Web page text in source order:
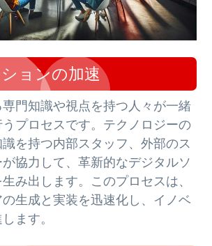
ョンの加速
門知識や視点を持つ人々が一緒
プロセスです。テクノロジーの
を持つ内部スタッフ、外部のス
協力して、革新的なデジタルソ
み出します。このプロセスは、
生成と実装を迅速化し、イノベ
ます。